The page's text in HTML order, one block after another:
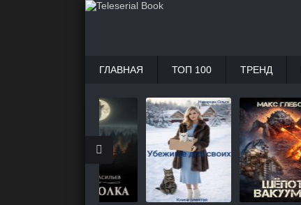
ГЛАВНАЯ ТОП 100 ТРЕНД